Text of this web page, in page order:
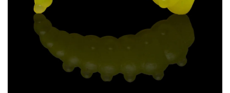
Zubehör für das